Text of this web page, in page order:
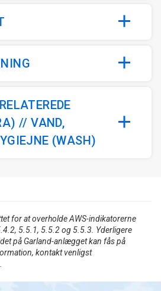
// VAND,
(WASH)
for at overholde AWS-indikatorerne
5.5.1, 5.5.2 og 5.5.3. Yderligere
på Garland-anlægget kan fås på
kontakt venligst
.